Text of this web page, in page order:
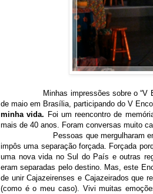
Minhas impressões sobre o “V
de maio em Brasília, participando do V
minha vida. Foi um reencontro de
mais de 40 anos. Foram conversas muito
Pessoas que mergulharam em uma
impôs uma separação forçada. Forçada
uma nova vida no Sul do País e outras
eram separadas pelo destino. Mas, este
de unir Cajazeirenses e Cajazeirados que
(como é o meu caso). Vivi muitas